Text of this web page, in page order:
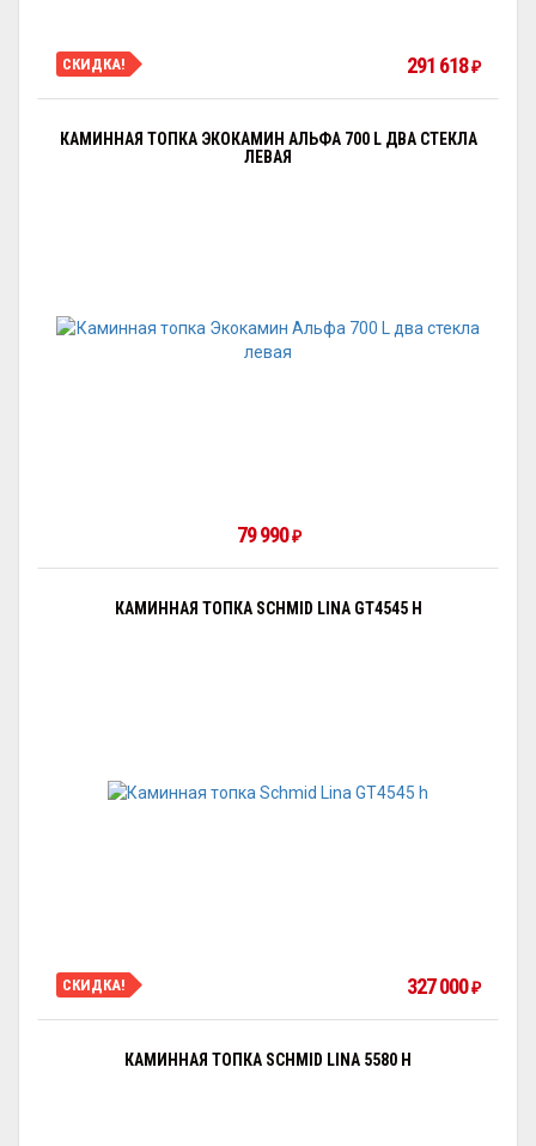
СКИДКА! 291 618₽
КАМИННАЯ ТОПКА ЭКОКАМИН АЛЬФА 700 L ДВА СТЕКЛА
ЛЕВАЯ
79 990₽
КАМИННАЯ ТОПКА SCHMID LINA GT4545 H
СКИДКА! 327 000₽
КАМИННАЯ ТОПКА SCHMID LINA 5580 H